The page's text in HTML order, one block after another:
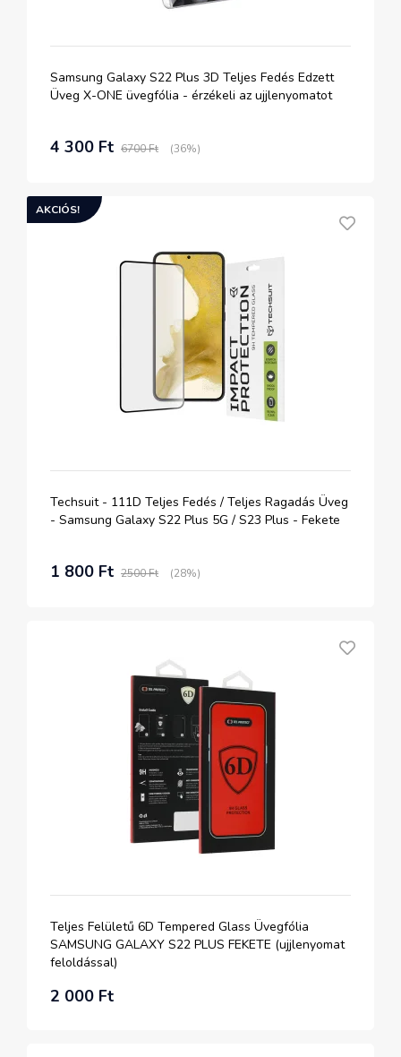
Samsung Galaxy S22 Plus 3D Teljes Fedés Edzett
Üveg X-ONE üvegfólia - érzékeli az ujjlenyomatot
4 300 Ft 6700 Ft (36%)
AKCIÓS!
Techsuit - 111D Teljes Fedés / Teljes Ragadás Üveg
- Samsung Galaxy S22 Plus 5G / S23 Plus - Fekete
1 800 Ft 2500 Ft (28%)
Teljes Felületű 6D Tempered Glass Üvegfólia
SAMSUNG GALAXY S22 PLUS FEKETE (ujjlenyomat
feloldással)
2 000 Ft